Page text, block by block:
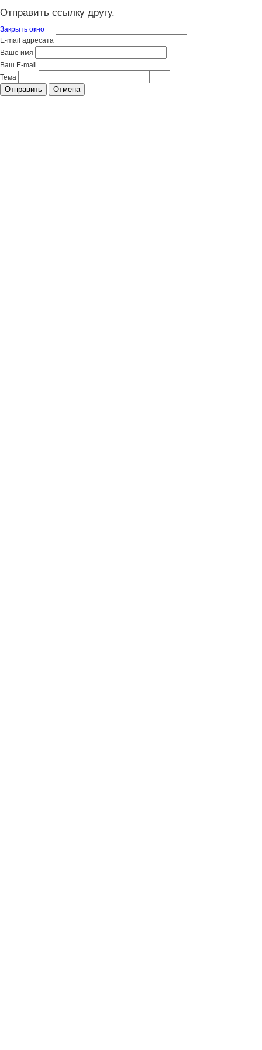
Отправить ссылку другу.
Закрыть окно
E-mail адресата
Ваше имя
Ваш E-mail
Тема
Отправить Отмена